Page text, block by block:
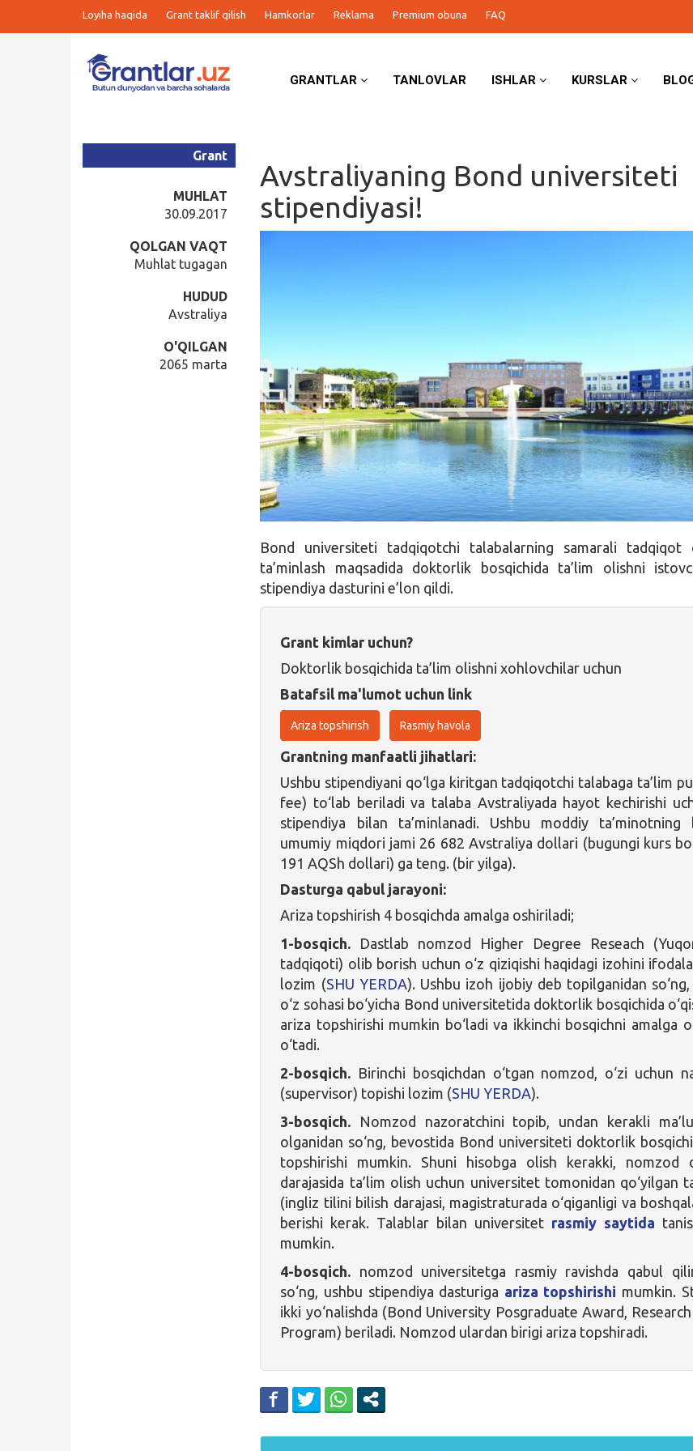
Loyiha haqida Grant taklif qilish Hamkorlar Reklama Premium obuna FAQ
GRANTLAR TANLOVLAR ISHLAR KURSLAR
Avstraliyaning Bond universiteti
stipendiyasi!
Grant
MUHLAT
30.09.2017
QOLGAN VAQT
Muhlat tugagan
HUDUD
Avstraliya
O'QILGAN
2065 marta
Bond universiteti tadqiqotchi talabalarning samarali tadqiqot
ta’minlash maqsadida doktorlik bosqichida ta’lim olishni
stipendiya dasturini e’lon qildi.
Grant kimlar uchun?
Doktorlik bosqichida ta’lim olishni xohlovchilar uchun
Batafsil ma'lumot uchun link
Ariza topshirish Rasmiy havola
Grantning manfaatli jihatlari:
Ushbu stipendiyani qo‘lga kiritgan tadqiqotchi talabaga ta’lim
fee) to‘lab beriladi va talaba Avstraliyada hayot kechirishi
stipendiya bilan ta’minlanadi. Ushbu moddiy
umumiy miqdori jami 26 682 Avstraliya dollari (bugungi kurs
191 AQSh dollari) ga teng. (bir yilga).
Dasturga qabul jarayoni:
Ariza topshirish 4 bosqichda amalga oshiriladi;
1-bosqich. Dastlab nomzod Higher Degree Reseach
tadqiqoti) olib borish uchun o‘z qiziqishi haqidagi izohini
lozim (SHU YERDA). Ushbu izoh ijobiy deb topilganidan
o‘z sohasi bo‘yicha Bond universitetida doktorlik bosqichida
ariza topshirishi mumkin bo‘ladi va ikkinchi bosqichni amalga
o‘tadi.
2-bosqich. Birinchi bosqichdan o‘tgan nomzod, o‘zi uchun
(supervisor) topishi lozim (SHU YERDA).
3-bosqich. Nomzod nazoratchini topib, undan kerakli
olganidan so‘ng, bevostida Bond universiteti doktorlik
topshirishi mumkin. Shuni hisobga olish kerakki, nomzod
darajasida ta’lim olish uchun universitet tomonidan qo‘yilgan
(ingliz tilini bilish darajasi, magistraturada o‘qiganligi va
berishi kerak. Talablar bilan universitetrasmiy saytida
mumkin.
4-bosqich. nomzod universitetga rasmiy ravishda qabul
so‘ng, ushbu stipendiya dasturiga ariza topshirishi mumkin.
ikki yo‘nalishda (Bond University Posgraduate Award,
Program) beriladi. Nomzod ulardan birigi ariza topshiradi.